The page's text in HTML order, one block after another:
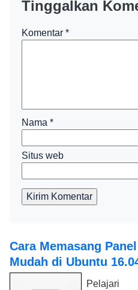
Tinggalkan
Komentar *
Nama *
Situs web
Kirim Komentar
Cara Memasang
Mudah di Ubuntu
Pelajari